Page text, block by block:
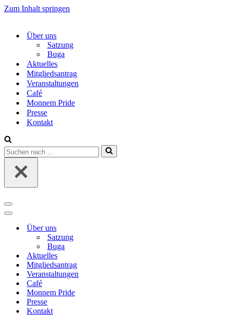
Zum Inhalt springen
Über uns
Satzung
Buga
Aktuelles
Mitgliedsantrag
Veranstaltungen
Café
Monnem Pride
Presse
Kontakt
Suchen
nach …
Navigations-
Menü
Navigations-
Über uns
Satzung
Buga
Aktuelles
Mitgliedsantrag
Veranstaltungen
Café
Monnem Pride
Presse
Kontakt